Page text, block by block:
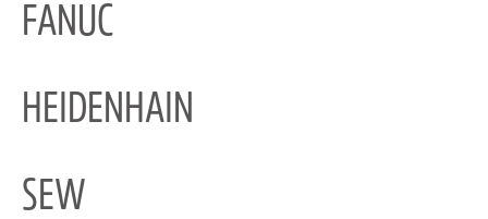
FANUC
HEIDENHAIN
SEW